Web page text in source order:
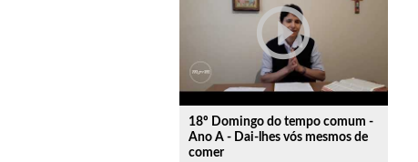
play_circle_outline
18º Domingo do tempo comum -
Ano A - Dai-lhes vós mesmos de
comer